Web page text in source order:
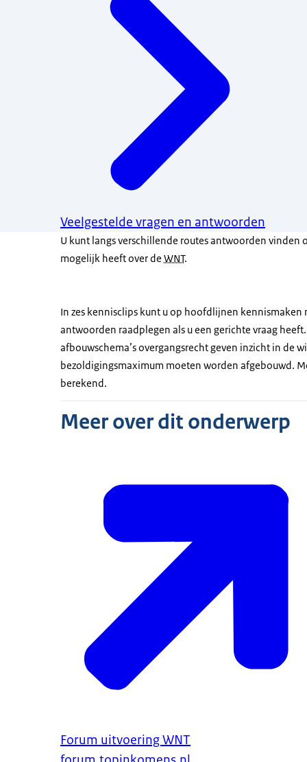
Veelgestelde vragen en antwoorden
U kunt langs verschillende routes antwoorden vinden
mogelijk heeft over de WNT.
In zes kennisclips kunt u op hoofdlijnen kennismaken
antwoorden raadplegen als u een gerichte vraag
afbouwschema’s overgangsrecht geven inzicht in de
bezoldigingsmaximum moeten worden afgebouwd.
berekend.
Meer over dit onderwerp
Forum uitvoering WNT